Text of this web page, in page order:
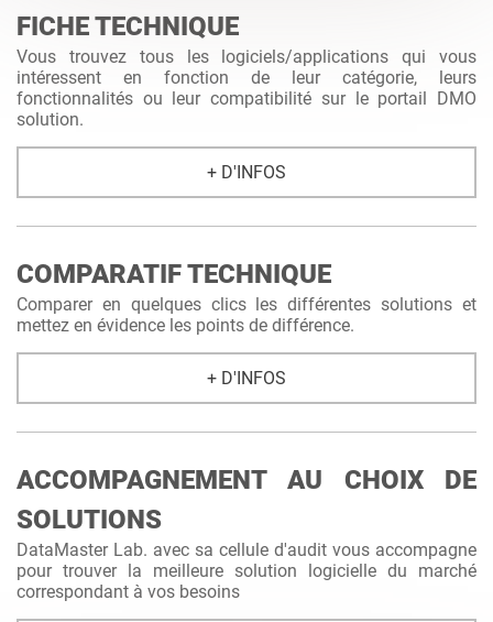
FICHE TECHNIQUE
Vous trouvez tous les logiciels/applications qui vous
intéressent en fonction de leur catégorie, leurs
fonctionnalités ou leur compatibilité sur le portail DMO
solution.
+ D'INFOS
COMPARATIF TECHNIQUE
Comparer en quelques clics les différentes solutions et
mettez en évidence les points de différence.
+ D'INFOS
ACCOMPAGNEMENT AU CHOIX DE
SOLUTIONS
DataMaster Lab. avec sa cellule d'audit vous accompagne
pour trouver la meilleure solution logicielle du marché
correspondant à vos besoins